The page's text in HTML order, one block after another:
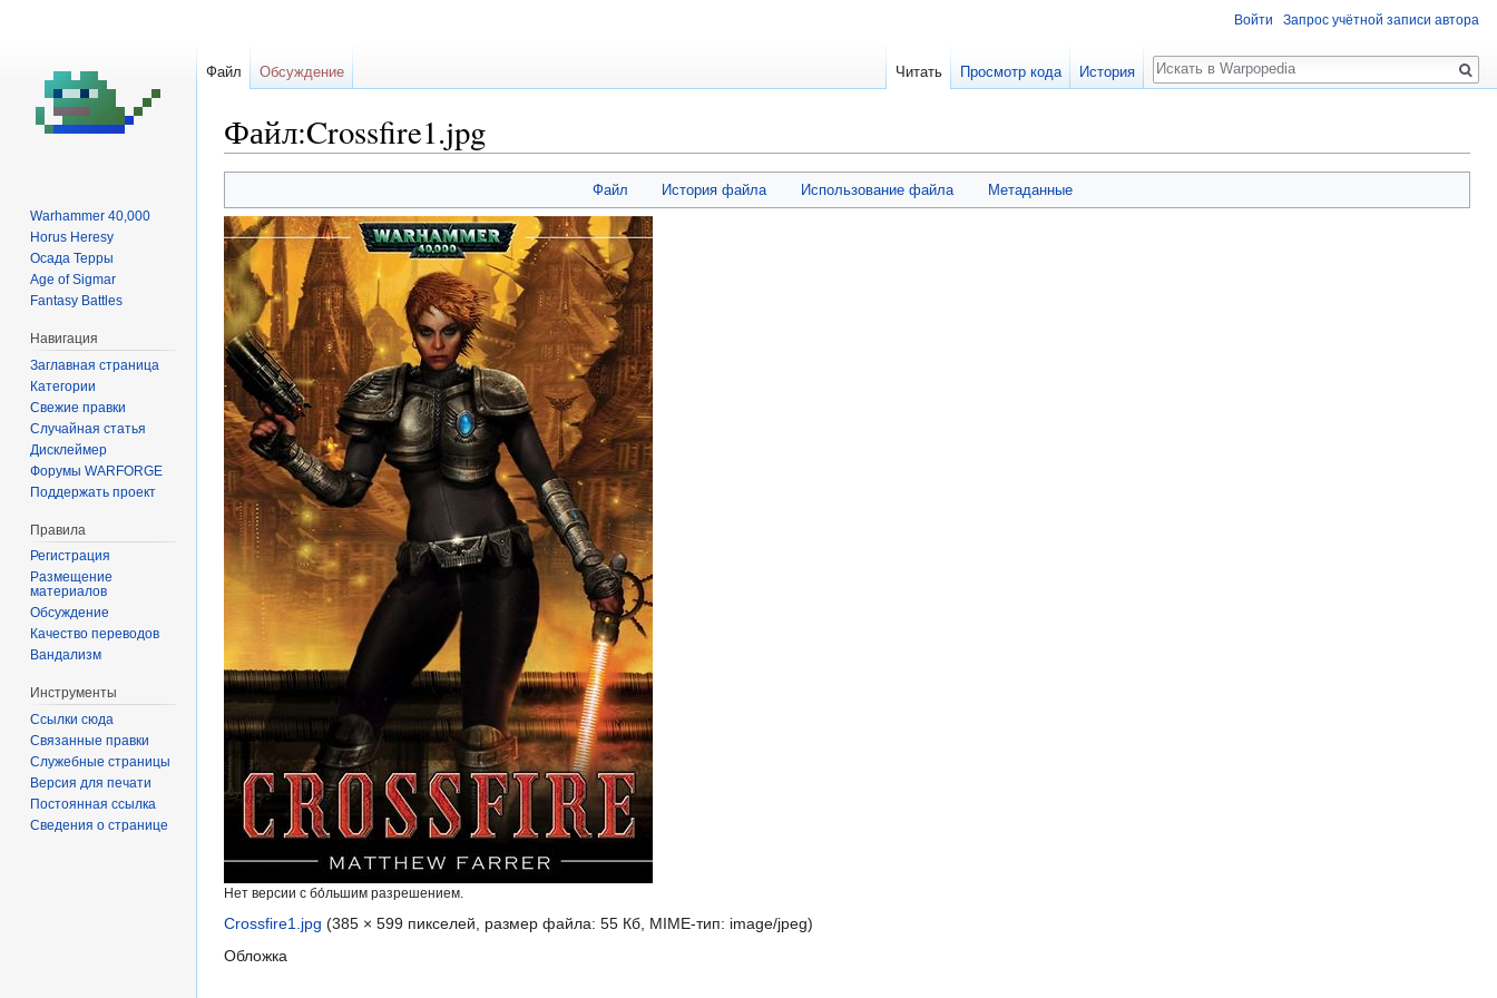
Файл:Crossfire1.jpg
к
навигации
к
поиску
Файл История файла Использование файла Метаданные
Нет версии с бо́льшим разрешением.
Crossfire1.jpg (385 × 599 пикселей, размер файла: 55 Кб, MIME-тип: image/jpeg)
Обложка
Войти Запрос учётной записи автора
Файл Обсуждение Читать Просмотр кода История
Поиск
Warhammer 40,000
Horus Heresy
Осада Терры
Age of Sigmar
Fantasy Battles
Навигация
Заглавная страница
Категории
Свежие правки
Случайная статья
Дисклеймер
Форумы WARFORGE
Поддержать проект
Правила
Регистрация
Размещение
материалов
Обсуждение
Качество переводов
Вандализм
Инструменты
Ссылки сюда
Связанные правки
Служебные страницы
Версия для печати
Постоянная ссылка
Сведения о странице